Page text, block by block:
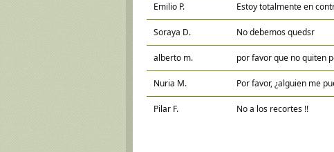
Emilio P. Estoy totalmente en
Soraya D. No debemos quedsr
alberto m. por favor que no quiten
Nuria M. Por favor, ¿alguien me
Pilar F. No a los recortes !!